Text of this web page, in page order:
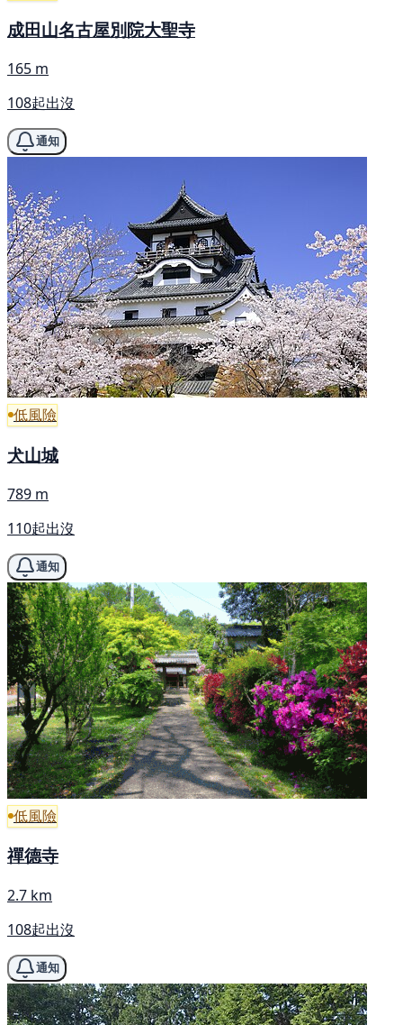
成田山名古屋別院大聖寺
165 m
108起出沒
通知
低風險
犬山城
789 m
110起出沒
通知
低風險
禪德寺
2.7 km
108起出沒
通知